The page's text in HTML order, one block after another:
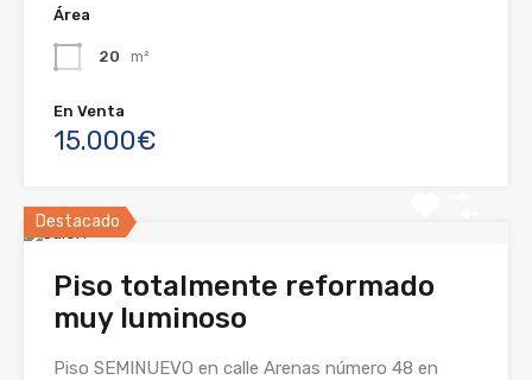
Área
20 m²
En Venta
15.000€
Destacado
Piso totalmente reformado
muy luminoso
Piso SEMINUEVO en calle Arenas número 48 en